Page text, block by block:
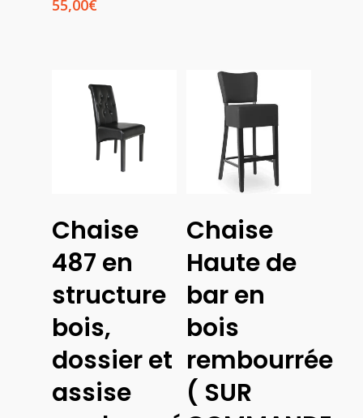
55,00€
Des
Options
Chaise
487 en
structure
bois,
dossier et
assise
Des
Options
Chaise
Haute de
bar en
bois
rembourrée
( SUR